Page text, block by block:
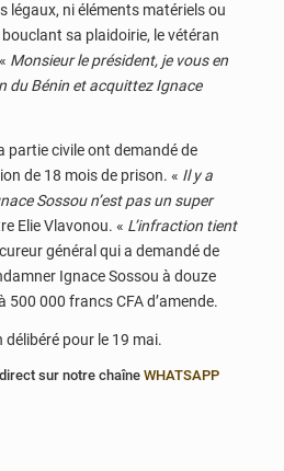
légaux, ni éléments matériels ou
sa plaidoirie, le vétéran
Monsieur le président, je vous en
du Bénin et acquittez Ignace
partie civile ont demandé de
de 18 mois de prison. « Il y a
Sossou n’est pas un super
Elie Vlavonou. « L’infraction tient
général qui a demandé de
Ignace Sossou à douze
500 000 francs CFA d’amende.
délibéré pour le 19 mai.
sur notre chaîne WHATSAPP